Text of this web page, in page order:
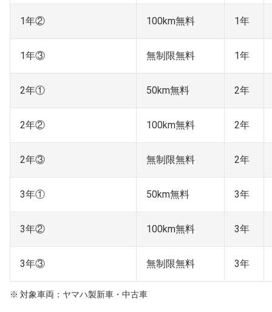
1年② 100km無料 1年
1年③ 無制限無料 1年
2年① 50km無料 2年
2年② 100km無料 2年
2年③ 無制限無料 2年
3年① 50km無料 3年
3年② 100km無料 3年
3年③ 無制限無料 3年
※ 対象車両：ヤマハ製新車・中古車